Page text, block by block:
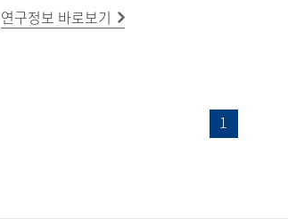
연구정보 바로보기
1